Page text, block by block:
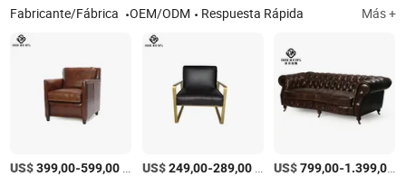
Fabricante/Fábrica OEM/ODM Respuesta Rápida Más +
US$399,00-599,00 US$249,00-289,00/Pieza US$799,00-1.399,00 /